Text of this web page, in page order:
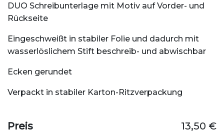
DUO Schreibunterlage mit Motiv auf Vorder- und
Rückseite
Eingeschweißt in stabiler Folie und dadurch mit
wasserlöslichem Stift beschreib- und abwischbar
Ecken gerundet
Verpackt in stabiler Karton-Ritzverpackung
Preis 13,50 €